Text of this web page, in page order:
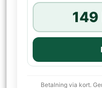
Betalning via kort.